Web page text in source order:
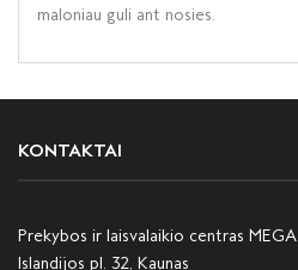
maloniau guli ant nosies.
KONTAKTAI
Prekybos ir laisvalaikio centras MEGA
Islandijos pl. 32, Kaunas